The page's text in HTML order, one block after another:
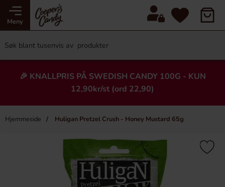
Meny
🎉 KNALLPRIS PÅ SWEDISH CANDY 100G - KUN
12,90kr/st (ord 22,90)
Hjemmeside Huligan Pretzel Crush - Honey Mustard 65g
Heading
×